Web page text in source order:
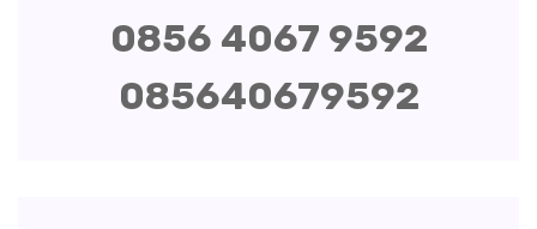
0856 4067 9592
085640679592